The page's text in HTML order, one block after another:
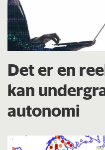
Det er en
kan
autonomi